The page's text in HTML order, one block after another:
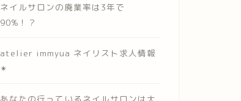
ネイルサロンの廃業率は3年で
90%！？
atelier immyua ネイリスト求人情報
✴︎
あなたの行っているネイルサロンは大